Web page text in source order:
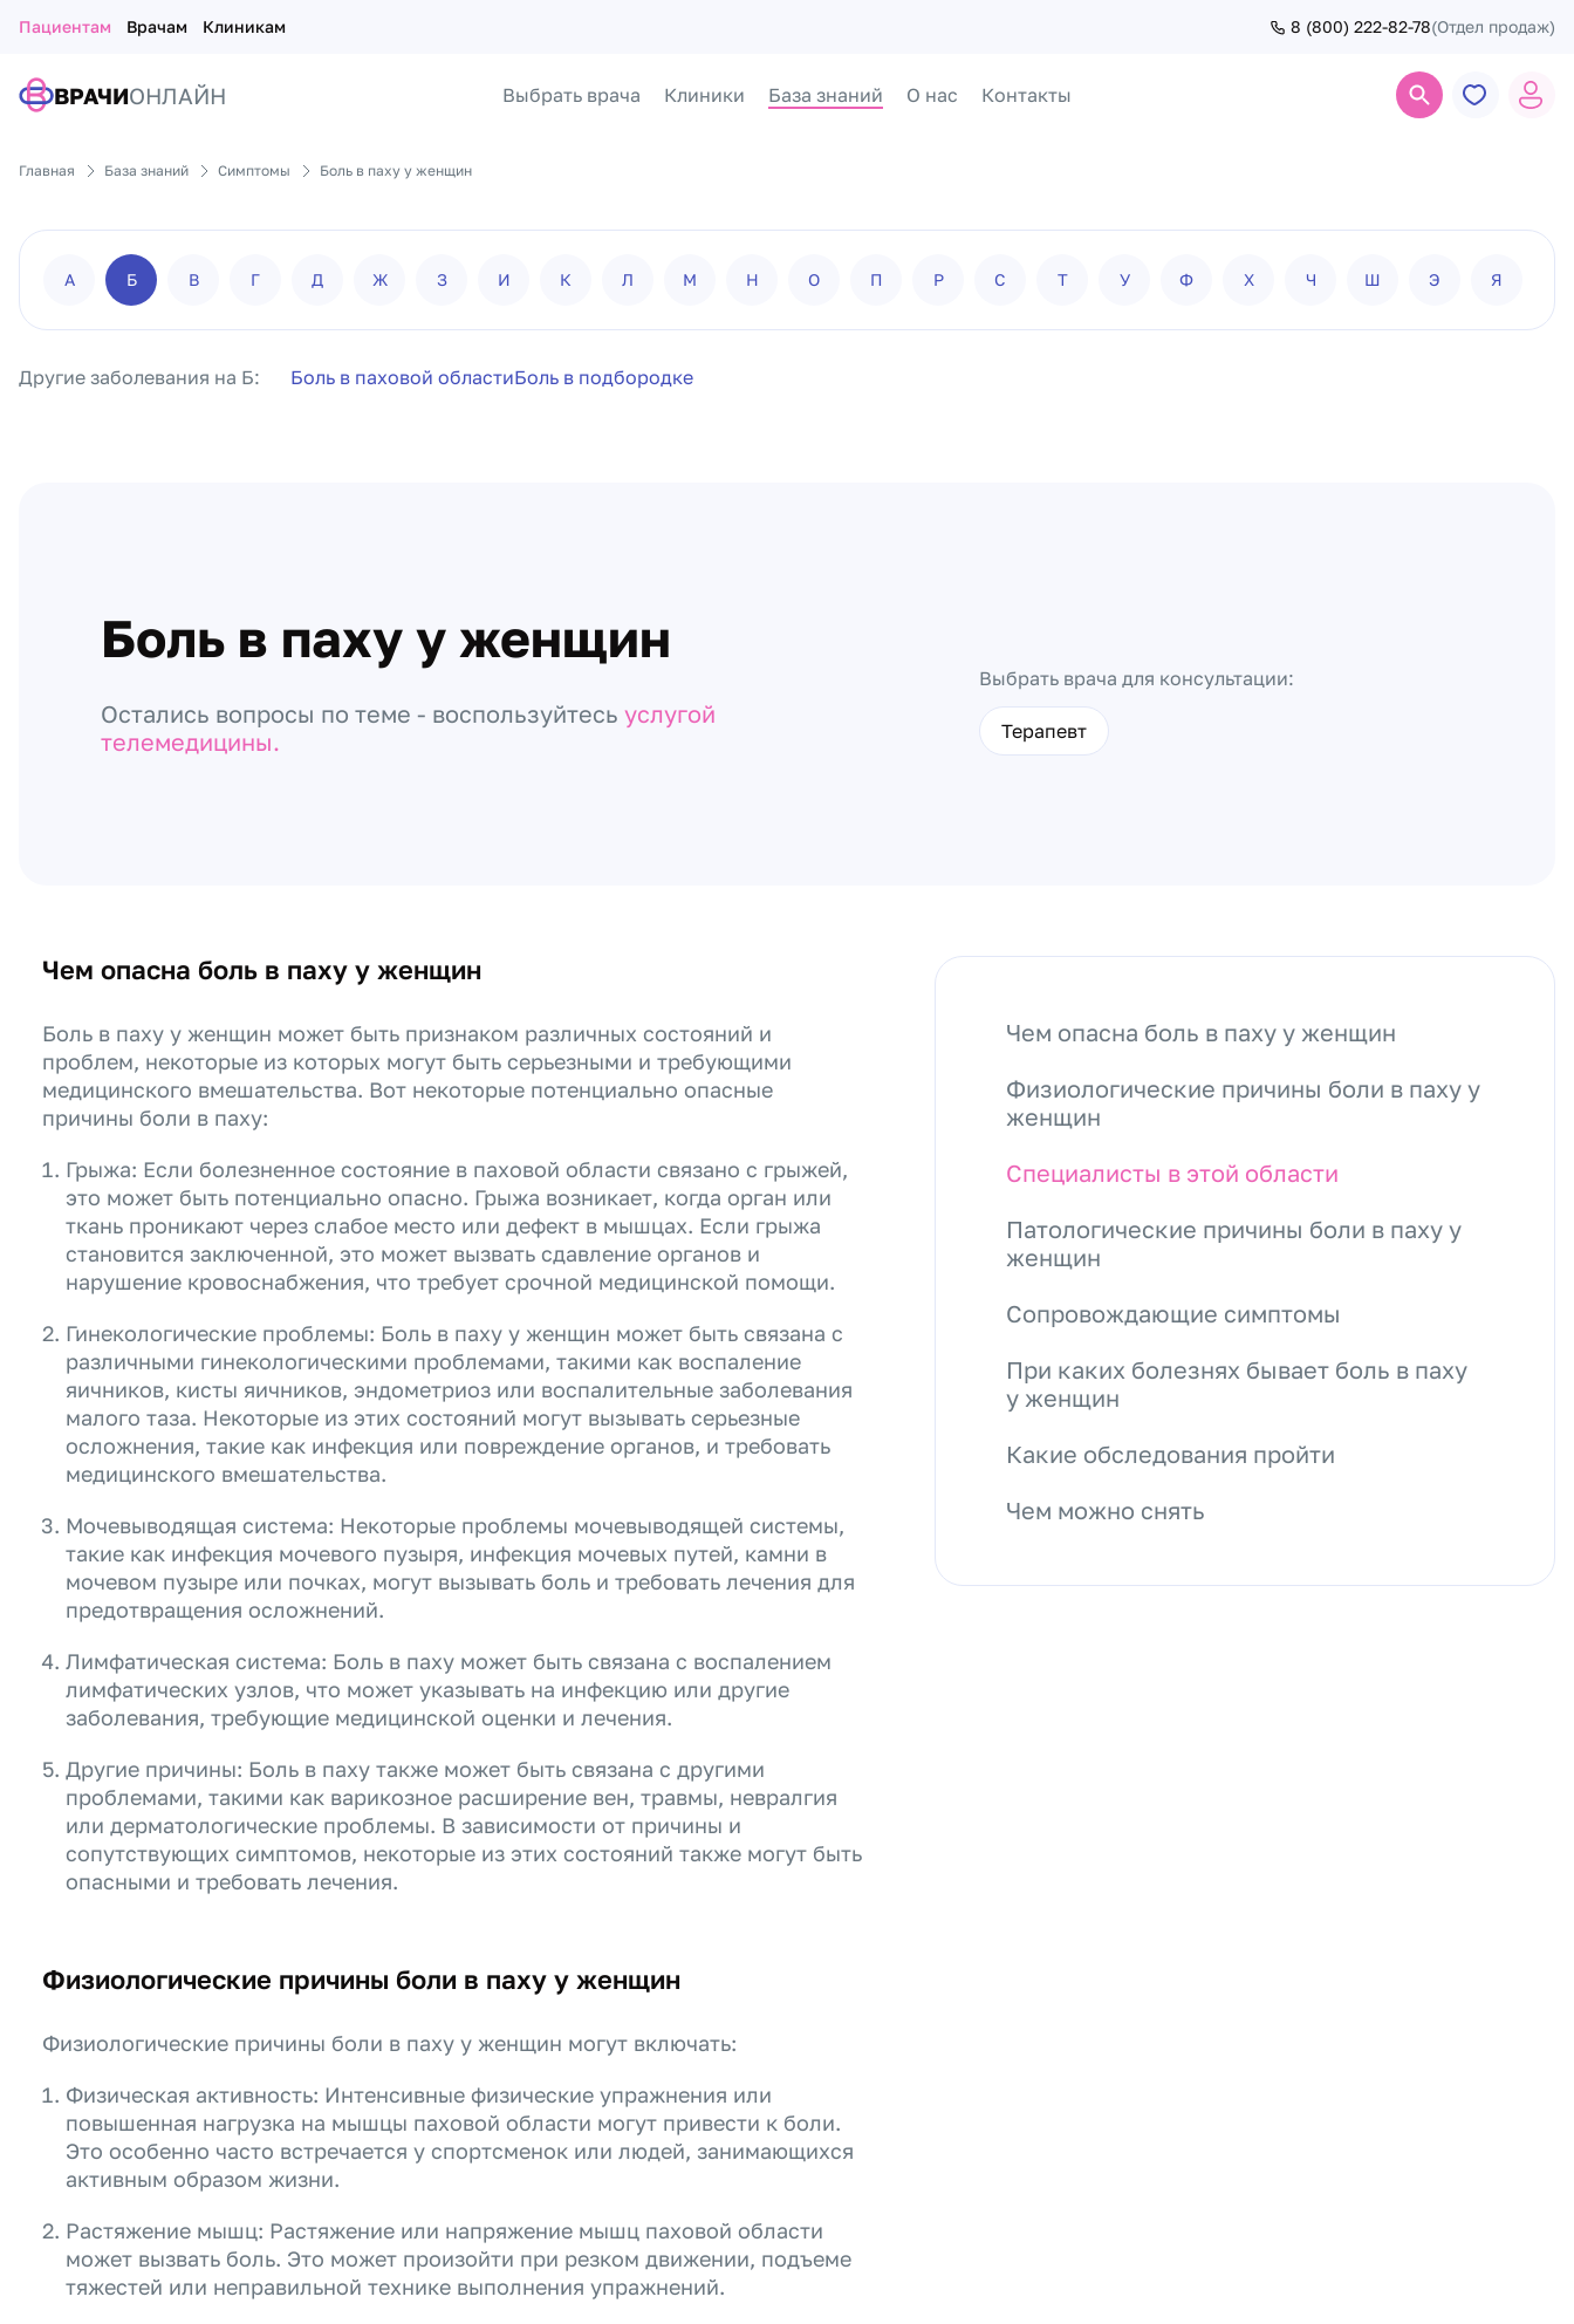
Пациентам Врачам Клиникам 8 (800) 222-82-78(Отдел продаж)
ВРАЧИОНЛАЙН Выбрать врача Клиники База знаний О нас Контакты
Главная База знаний Симптомы Боль в паху у женщин
А Б В Г Д Ж З И К Л М Н О П Р С Т У Ф Х Ч Ш Э Я
Другие заболевания на Б: Боль в паховой областиБоль в подбородке
Боль в паху у женщин
Остались вопросы по теме - воспользуйтесь услугой
телемедицины.
Выбрать врача для консультации:
Терапевт
Чем опасна боль в паху у женщин
Боль в паху у женщин может быть признаком различных состояний и
проблем, некоторые из которых могут быть серьезными и требующими
медицинского вмешательства. Вот некоторые потенциально опасные
причины боли в паху:
Грыжа: Если болезненное состояние в паховой области связано с грыжей,
это может быть потенциально опасно. Грыжа возникает, когда орган или
ткань проникают через слабое место или дефект в мышцах. Если грыжа
становится заключенной, это может вызвать сдавление органов и
нарушение кровоснабжения, что требует срочной медицинской помощи.
Гинекологические проблемы: Боль в паху у женщин может быть связана с
различными гинекологическими проблемами, такими как воспаление
яичников, кисты яичников, эндометриоз или воспалительные заболевания
малого таза. Некоторые из этих состояний могут вызывать серьезные
осложнения, такие как инфекция или повреждение органов, и требовать
медицинского вмешательства.
Мочевыводящая система: Некоторые проблемы мочевыводящей системы,
такие как инфекция мочевого пузыря, инфекция мочевых путей, камни в
мочевом пузыре или почках, могут вызывать боль и требовать лечения для
предотвращения осложнений.
Лимфатическая система: Боль в паху может быть связана с воспалением
лимфатических узлов, что может указывать на инфекцию или другие
заболевания, требующие медицинской оценки и лечения.
Другие причины: Боль в паху также может быть связана с другими
проблемами, такими как варикозное расширение вен, травмы, невралгия
или дерматологические проблемы. В зависимости от причины и
сопутствующих симптомов, некоторые из этих состояний также могут быть
опасными и требовать лечения.
Физиологические причины боли в паху у женщин
Физиологические причины боли в паху у женщин могут включать:
Физическая активность: Интенсивные физические упражнения или
повышенная нагрузка на мышцы паховой области могут привести к боли.
Это особенно часто встречается у спортсменок или людей, занимающихся
активным образом жизни.
Растяжение мышц: Растяжение или напряжение мышц паховой области
может вызвать боль. Это может произойти при резком движении, подъеме
тяжестей или неправильной технике выполнения упражнений.
Чем опасна боль в паху у женщин
Физиологические причины боли в паху у
женщин
Специалисты в этой области
Патологические причины боли в паху у
женщин
Сопровождающие симптомы
При каких болезнях бывает боль в паху
у женщин
Какие обследования пройти
Чем можно снять